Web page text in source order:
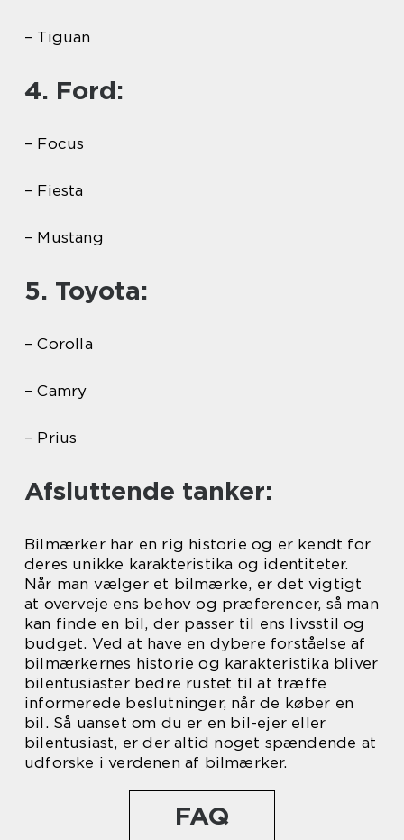
– Tiguan
4. Ford:
– Focus
– Fiesta
– Mustang
5. Toyota:
– Corolla
– Camry
– Prius
Afsluttende tanker:
Bilmærker har en rig historie og er kendt for
deres unikke karakteristika og identiteter.
Når man vælger et bilmærke, er det vigtigt
at overveje ens behov og præferencer, så man
kan finde en bil, der passer til ens livsstil og
budget. Ved at have en dybere forståelse af
bilmærkernes historie og karakteristika bliver
bilentusiaster bedre rustet til at træffe
informerede beslutninger, når de køber en
bil. Så uanset om du er en bil-ejer eller
bilentusiast, er der altid noget spændende at
udforske i verdenen af bilmærker.
FAQ